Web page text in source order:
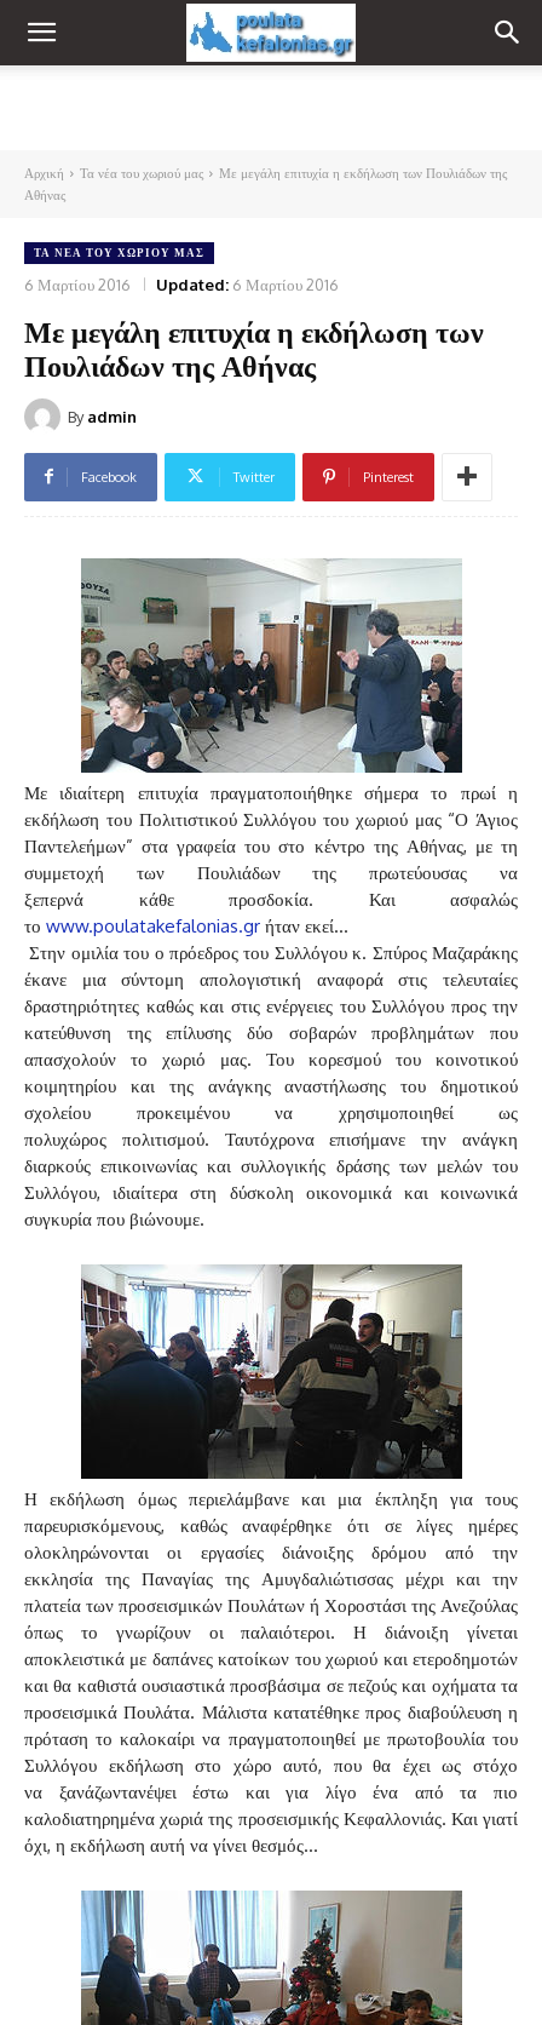
Αρχική Τα νέα του χωριού μας
Με μεγάλη επιτυχία η εκδήλωση των Πουλιάδων της
Αθήνας
ΤΑ ΝΈΑ ΤΟΥ ΧΩΡΙΟΎ ΜΑΣ
6 Μαρτίου 2016 Updated: 6 Μαρτίου 2016
Με μεγάλη επιτυχία η εκδήλωση των
Πουλιάδων της Αθήνας
By admin
Facebook Twitter Pinterest
Με ιδιαίτερη επιτυχία πραγματοποιήθηκε σήμερα το πρωί η
εκδήλωση του Πολιτιστικού Συλλόγου του χωριού μας “Ο Άγιος
Παντελεήμων” στα γραφεία του στο κέντρο της Αθήνας, με τη
συμμετοχή των Πουλιάδων της πρωτεύουσας να
ξεπερνά κάθε προσδοκία. Και ασφαλώς
το www.poulatakefalonias.gr ήταν εκεί…
Στην ομιλία του ο πρόεδρος του Συλλόγου κ. Σπύρος Μαζαράκης
έκανε μια σύντομη απολογιστική αναφορά στις τελευταίες
δραστηριότητες καθώς και στις ενέργειες του Συλλόγου προς την
κατεύθυνση της επίλυσης δύο σοβαρών προβλημάτων που
απασχολούν το χωριό μας. Του κορεσμού του κοινοτικού
κοιμητηρίου και της ανάγκης αναστήλωσης του δημοτικού
σχολείου προκειμένου να χρησιμοποιηθεί ως
πολυχώρος πολιτισμού. Ταυτόχρονα επισήμανε την ανάγκη
διαρκούς επικοινωνίας και συλλογικής δράσης των μελών του
Συλλόγου, ιδιαίτερα στη δύσκολη οικονομικά και κοινωνικά
συγκυρία που βιώνουμε.
Η εκδήλωση όμως περιελάμβανε και μια έκπληξη για τους
παρευρισκόμενους, καθώς αναφέρθηκε ότι σε λίγες ημέρες
ολοκληρώνονται οι εργασίες διάνοιξης δρόμου από την
εκκλησία της Παναγίας της Αμυγδαλιώτισσας μέχρι και την
πλατεία των προσεισμικών Πουλάτων ή Χοροστάσι της Ανεζούλας
όπως το γνωρίζουν οι παλαιότεροι. Η διάνοιξη γίνεται
αποκλειστικά με δαπάνες κατοίκων του χωριού και ετεροδημοτών
και θα καθιστά ουσιαστικά προσβάσιμα σε πεζούς και οχήματα τα
προσεισμικά Πουλάτα. Μάλιστα κατατέθηκε προς διαβούλευση η
πρόταση το καλοκαίρι να πραγματοποιηθεί με πρωτοβουλία του
Συλλόγου εκδήλωση στο χώρο αυτό, που θα έχει ως στόχο
να ξανάζωντανέψει έστω και για λίγο ένα από τα πιο
καλοδιατηρημένα χωριά της προσεισμικής Κεφαλλονιάς. Και γιατί
όχι, η εκδήλωση αυτή να γίνει θεσμός…